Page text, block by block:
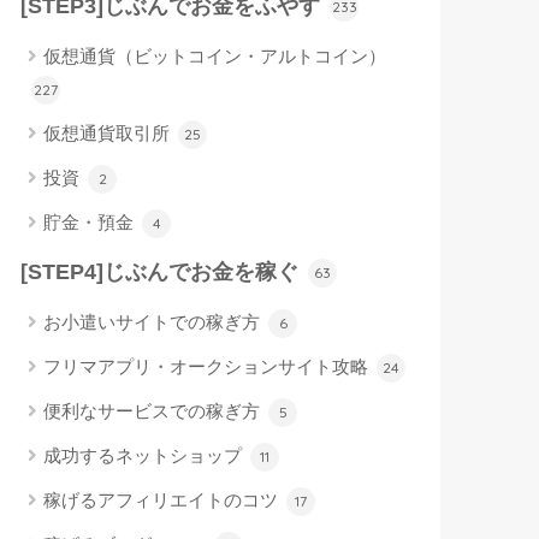
[STEP3]じぶんでお金をふやす 233
仮想通貨（ビットコイン・アルトコイン）
227
仮想通貨取引所 25
投資 2
貯金・預金 4
[STEP4]じぶんでお金を稼ぐ 63
お小遣いサイトでの稼ぎ方 6
フリマアプリ・オークションサイト攻略 24
便利なサービスでの稼ぎ方 5
成功するネットショップ 11
稼げるアフィリエイトのコツ 17